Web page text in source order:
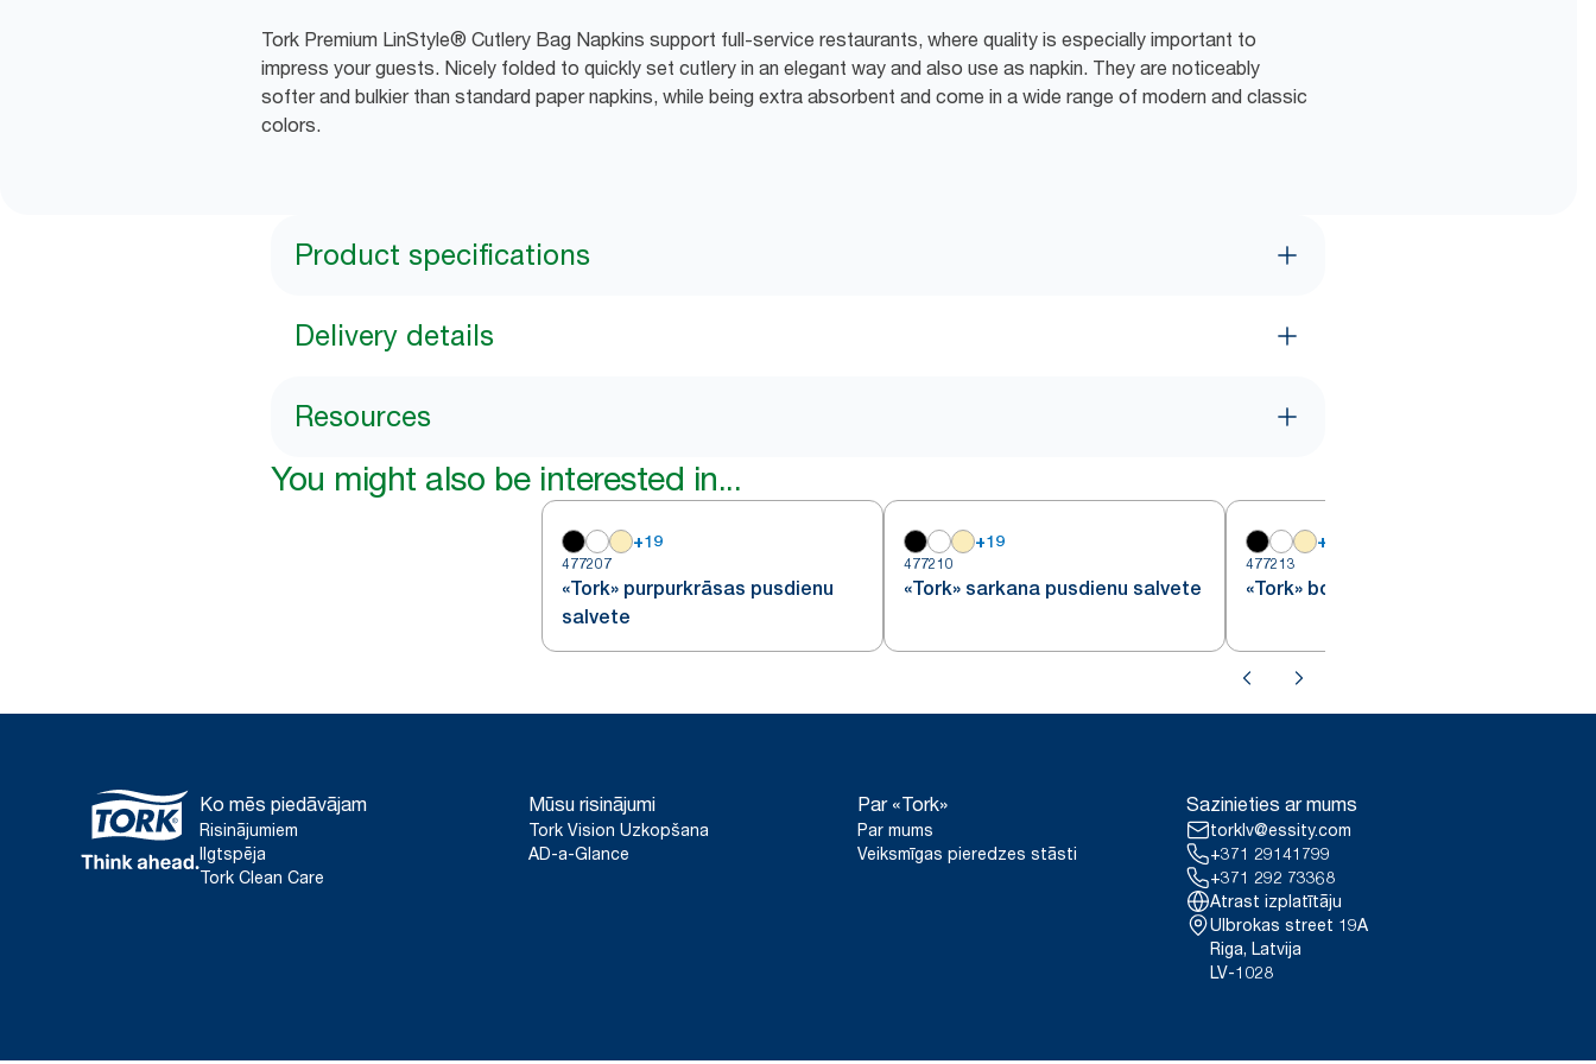
Tork Premium LinStyle® Cutlery Bag Napkins support full-service restaurants, where quality is especially important to
impress your guests. Nicely folded to quickly set cutlery in an elegant way and also use as napkin. They are noticeably
softer and bulkier than standard paper napkins, while being extra absorbent and come in a wide range of modern and classic
colors.
Product specifications
Delivery details
Resources
You might also be interested in...
+19
477207
«Tork» purpurkrāsas pusdienu
salvete
+19
477210
«Tork» sarkana pusdienu salvete
+
477213
«Tork» bordo pusdienu salvete
Ko mēs piedāvājam
Risinājumiem
Ilgtspēja
Tork Clean Care
Mūsu risinājumi
Tork Vision Uzkopšana
AD-a-Glance
Par «Tork»
Par mums
Veiksmīgas pieredzes stāsti
Sazinieties ar mums
torklv@essity.com
+371 29141799
+371 292 73368
Atrast izplatītāju
Ulbrokas street 19A
Riga, Latvija
LV-1028